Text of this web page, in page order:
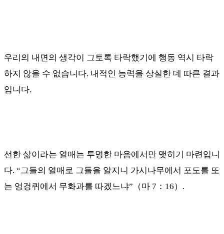
우리의 내면의 생각이 그토록 타락했기에 행동 역시 타락
하지 않을 수 없습니다. 내적인 능력을 상실한 데 따른 결과
입니다.
선한 삶이라는 열매는 투명한 마음에서만 맺히기 마련입니
다. “그들의 열매로 그들을 알지니 가시나무에서 포도를 또
는 엉겅퀴에서 무화과를 따겠느냐” （마 7 ： 16） .